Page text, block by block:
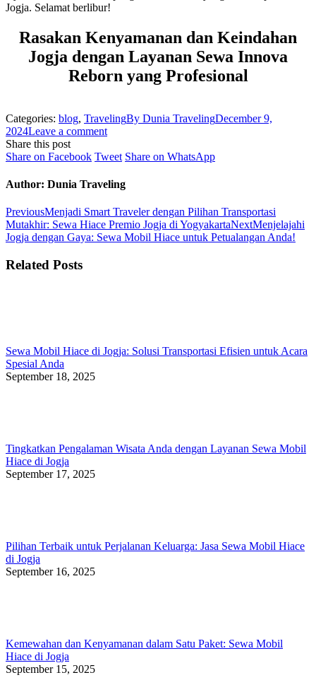
Jogja. Selamat berlibur!
Rasakan Kenyamanan dan Keindahan
Jogja dengan Layanan Sewa Innova
Reborn yang Profesional
Categories: blog, TravelingBy Dunia TravelingDecember 9,
2024Leave a comment
Share this post
Share on FacebookShare
Facebook
TweetShare
Twitter
Share on WhatsAppShare
Author: Dunia Traveling
Post
navigation
PreviousPrevious
post:
Menjadi Smart Traveler dengan Pilihan Transportasi
Mutakhir: Sewa Hiace Premio Jogja di YogyakartaNextNext
post:
Menjelajahi
Jogja dengan Gaya: Sewa Mobil Hiace untuk Petualangan Anda!
Related Posts
Sewa Mobil Hiace di Jogja: Solusi Transportasi Efisien untuk Acara
Spesial Anda
September 18, 2025
Tingkatkan Pengalaman Wisata Anda dengan Layanan Sewa Mobil
Hiace di Jogja
September 17, 2025
Pilihan Terbaik untuk Perjalanan Keluarga: Jasa Sewa Mobil Hiace
di Jogja
September 16, 2025
Kemewahan dan Kenyamanan dalam Satu Paket: Sewa Mobil
Hiace di Jogja
September 15, 2025